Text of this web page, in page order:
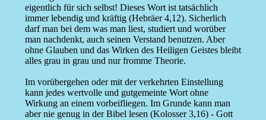
eigentlich für sich selbst! Dieses Wort ist tatsächlich
immer lebendig und kräftig (Hebräer 4,12). Sicherlich
darf man bei dem was man liest, studiert und worüber
man nachdenkt, auch seinen Verstand benutzen. Aber
ohne Glauben und das Wirken des Heiligen Geistes bleibt
alles grau in grau und nur fromme Theorie.
Im vorübergehen oder mit der verkehrten Einstellung
kann jedes wertvolle und gutgemeinte Wort ohne
Wirkung an einem vorbeifliegen. Im Grunde kann man
aber nie genug in der Bibel lesen (Kolosser 3,16) - Gott